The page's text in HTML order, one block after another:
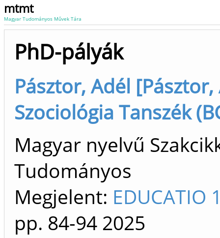
mtmt
Magyar Tudományos Művek Tára
PhD-pályák
Pásztor, Adél
Szociológia Tanszék
Magyar nyelvű
Tudományos
Megjelent: EDUCATIO
pp. 84-94 2025